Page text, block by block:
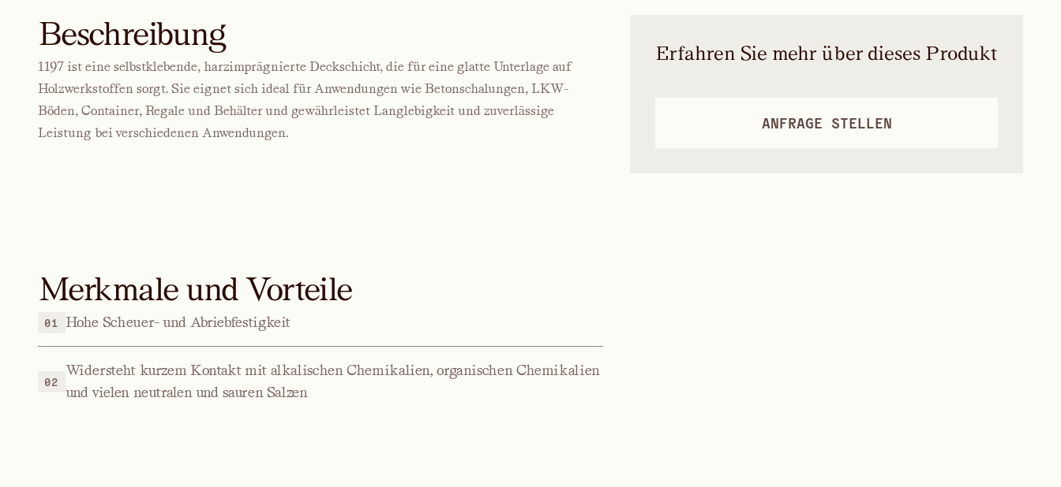
Beschreibung
1197 ist eine selbstklebende, harzimprägnierte Deckschicht, die für eine glatte Unterlage auf
Holzwerkstoffen sorgt. Sie eignet sich ideal für Anwendungen wie Betonschalungen, LKW-
Böden, Container, Regale und Behälter und gewährleistet Langlebigkeit und zuverlässige
Leistung bei verschiedenen Anwendungen.
Merkmale und Vorteile
01 Hohe Scheuer- und Abriebfestigkeit
02
Widersteht kurzem Kontakt mit alkalischen Chemikalien, organischen Chemikalien
und vielen neutralen und sauren Salzen
Erfahren Sie mehr über dieses Produkt
ANFRAGE STELLEN